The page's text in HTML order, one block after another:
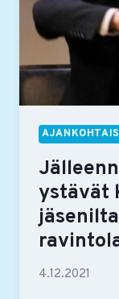
ystävät
4.12.2021